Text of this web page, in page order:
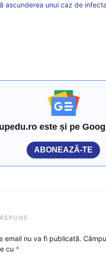
ascunderea unui caz de
este și pe
ABONEAZĂ-TE
email nu va fi publicată.
cu *